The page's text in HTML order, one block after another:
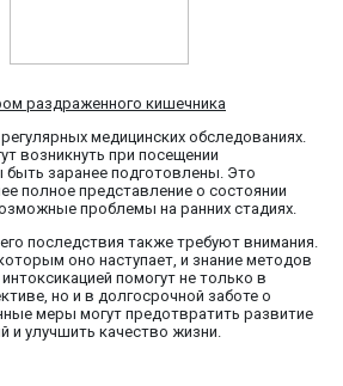
раздраженного кишечника
медицинских обследованиях.
возникнуть при посещении
заранее подготовлены. Это
полное представление о состоянии
проблемы на ранних стадиях.
последствия также требуют внимания.
оно наступает, и знание методов
помогут не только в
но и в долгосрочной заботе о
меры могут предотвратить развитие
и улучшить качество жизни.